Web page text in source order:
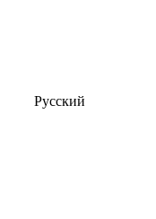
Русский